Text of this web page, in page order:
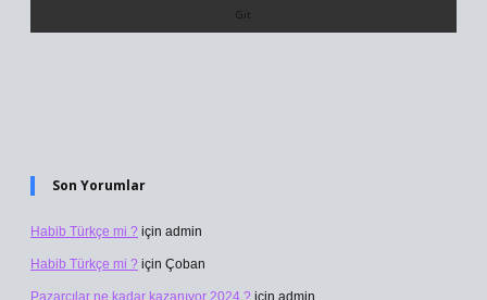
Son Yorumlar
Habib Türkçe mi ? için admin
Habib Türkçe mi ? için Çoban
Pazarcılar ne kadar kazanıyor 2024 ? için admin